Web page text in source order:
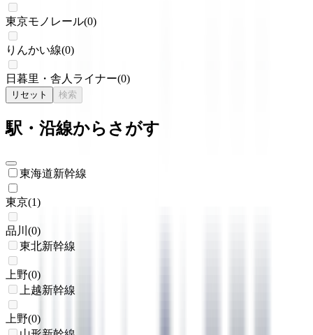
東京モノレール(0)
りんかい線(0)
日暮里・舎人ライナー(0)
リセット 検索
駅・沿線からさがす
東海道新幹線
東京(1)
品川 (0)
東北新幹線
上野(0)
上越新幹線
上野(0)